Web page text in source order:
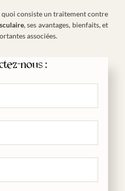
quoi consiste un traitement contre
, ses avantages, bienfaits, et
associées.
nous :